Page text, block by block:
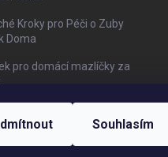
Souhlasím
Kroky pro Péči o Zuby
Doma
pro domácí mazlíčky za